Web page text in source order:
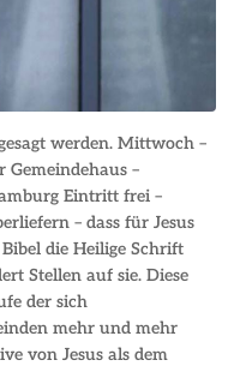
werden. Mittwoch –
Gemeindehaus –
Eintritt frei –
– dass für Jesus
die Heilige Schrift
Stellen auf sie. Diese
der sich
mehr und mehr
von Jesus als dem